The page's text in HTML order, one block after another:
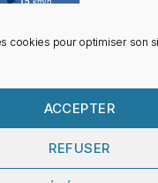
cookies pour optimiser son
ACCEPTER
REFUSER
à venir.